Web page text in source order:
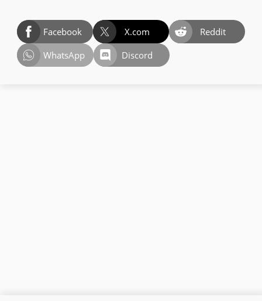
Facebook X.com
Reddit
WhatsApp
Discord